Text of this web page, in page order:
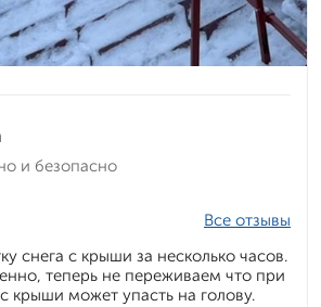
и безопасно
Все отзывы
снега с крыши за несколько часов.
теперь не переживаем что при
крыши может упасть на голову.